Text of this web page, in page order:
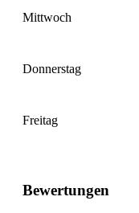
Mittwoch
Donnerstag
Freitag
Bewertungen